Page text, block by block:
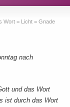
Wort = Licht = Gnade
nach
und das Wort
ist durch das Wort